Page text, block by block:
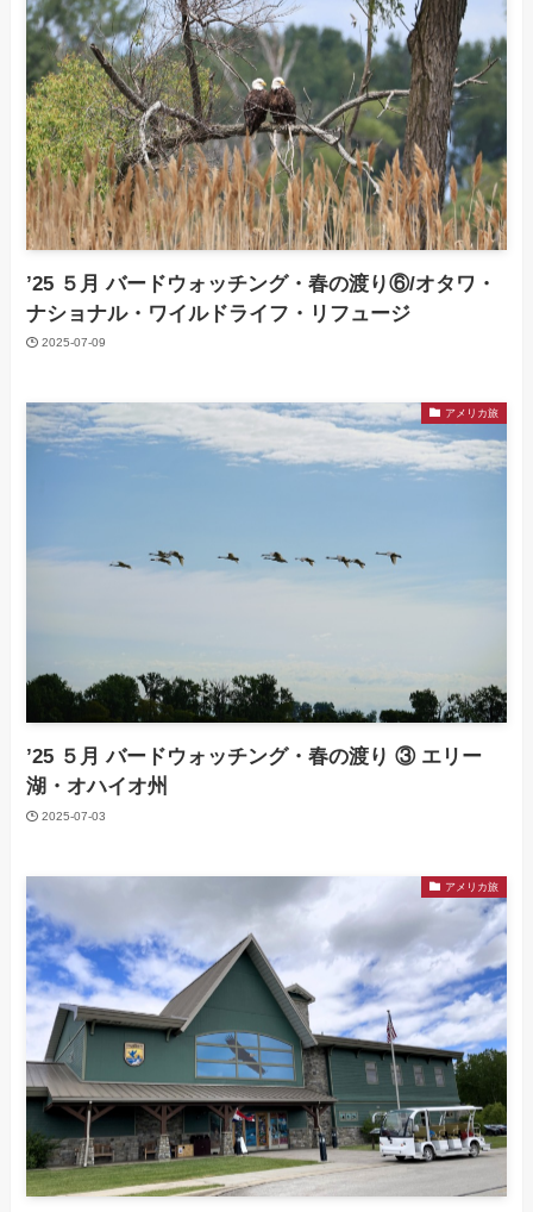
’25 ５月 バードウォッチング・春の渡り⑥/オタワ・
ナショナル・ワイルドライフ・リフュージ
2025-07-09
アメリカ旅
’25 ５月 バードウォッチング・春の渡り ③ エリー
湖・オハイオ州
2025-07-03
アメリカ旅